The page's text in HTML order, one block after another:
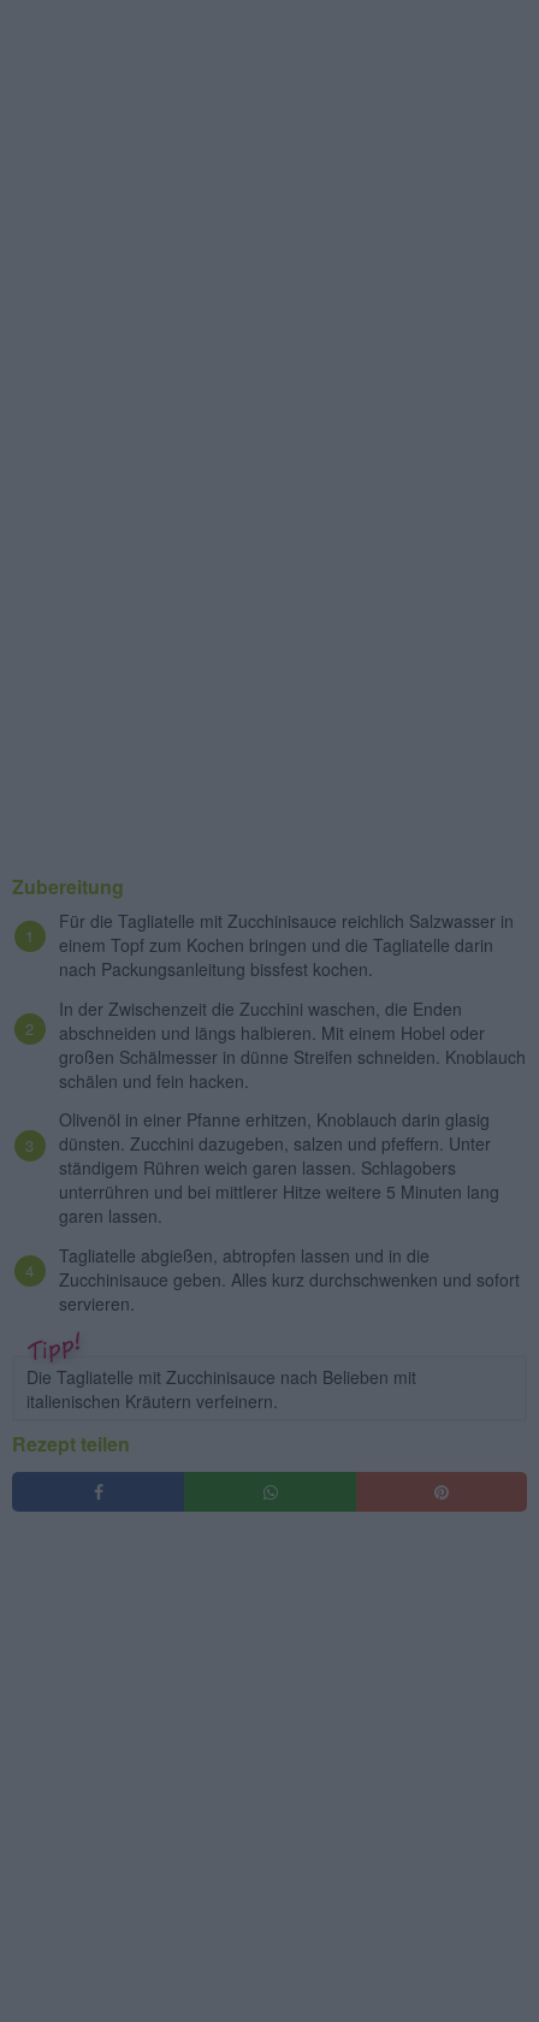
Zubereitung
Für die Tagliatelle mit Zucchinisauce reichlich Salzwasser in
einem Topf zum Kochen bringen und die Tagliatelle darin
nach Packungsanleitung bissfest kochen.
In der Zwischenzeit die Zucchini waschen, die Enden
abschneiden und längs halbieren. Mit einem Hobel oder
großen Schälmesser in dünne Streifen schneiden. Knoblauch
schälen und fein hacken.
Olivenöl in einer Pfanne erhitzen, Knoblauch darin glasig
dünsten. Zucchini dazugeben, salzen und pfeffern. Unter
ständigem Rühren weich garen lassen. Schlagobers
unterrühren und bei mittlerer Hitze weitere 5 Minuten lang
garen lassen.
Tagliatelle abgießen, abtropfen lassen und in die
Zucchinisauce geben. Alles kurz durchschwenken und sofort
servieren.
Die Tagliatelle mit Zucchinisauce nach Belieben mit
italienischen Kräutern verfeinern.
Rezept teilen